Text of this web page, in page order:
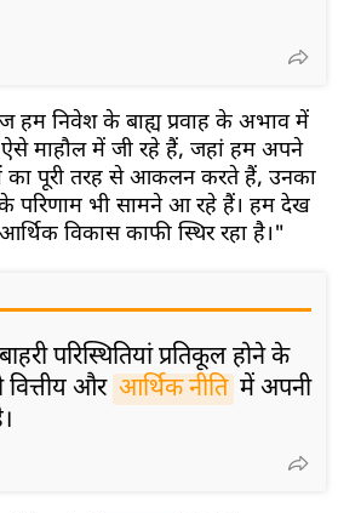
निवेश के बाह्य प्रवाह के अभाव में
ऐसे माहौल में जी रहे हैं, जहां हम अपने
का पूरी तरह से आकलन करते हैं, उनका
परिणाम भी सामने आ रहे हैं। हम देख
विकास काफी स्थिर रहा है।"
परिस्थितियां प्रतिकूल होने के
और आर्थिक नीति में अपनी